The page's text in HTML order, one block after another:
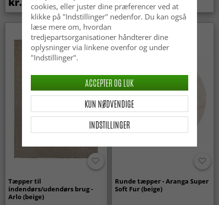
kr.439
Tæpper til
indendørs/udendørs brug -
Arlo (beige)
Runde tæpper - Aranga Super
Soft Fur (beige)
cookies, eller juster dine præferencer ved at
klikke på "Indstillinger" nedenfor. Du kan også
læse mere om, hvordan
tredjepartsorganisationer håndterer dine
oplysninger via linkene ovenfor og under
"Indstillinger".
INDSTILLINGER
KUN NØDVENDIGE
ACCEPTER OG LUK